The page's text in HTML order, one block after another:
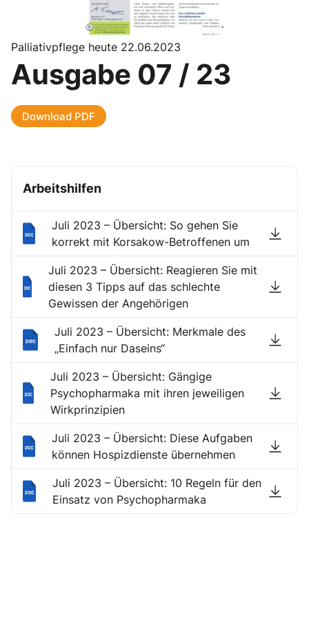
Palliativpflege heute 22.06.2023
Ausgabe 07 / 23
Download PDF
Arbeitshilfen
Juli 2023 – Übersicht: So gehen Sie
korrekt mit Korsakow-Betroffenen um
Juli 2023 – Übersicht: Reagieren Sie mit
diesen 3 Tipps auf das schlechte
Gewissen der Angehörigen
Juli 2023 – Übersicht: Merkmale des
„Einfach nur Daseins“
Juli 2023 – Übersicht: Gängige
Psychopharmaka mit ihren jeweiligen
Wirkprinzipien
Juli 2023 – Übersicht: Diese Aufgaben
können Hospizdienste übernehmen
Juli 2023 – Übersicht: 10 Regeln für den
Einsatz von Psychopharmaka